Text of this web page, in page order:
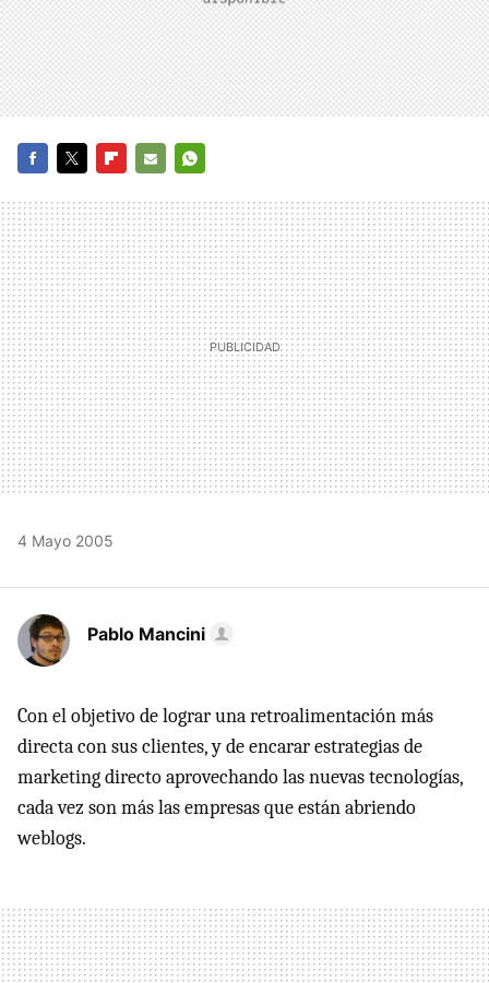
MAIL
4 Mayo 2005
Pablo Mancini
Con el objetivo de lograr una retroalimentación más
directa con sus clientes, y de encarar estrategias de
marketing directo aprovechando las nuevas tecnologías,
cada vez son más las empresas que están abriendo
weblogs.